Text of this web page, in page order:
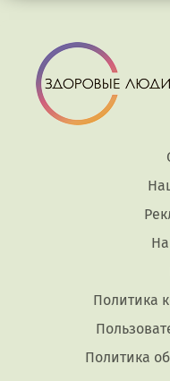
Политика
Политика